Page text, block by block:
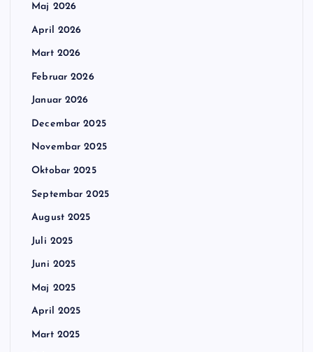
Maj 2026
April 2026
Mart 2026
Februar 2026
Januar 2026
Decembar 2025
Novembar 2025
Oktobar 2025
Septembar 2025
August 2025
Juli 2025
Juni 2025
Maj 2025
April 2025
Mart 2025